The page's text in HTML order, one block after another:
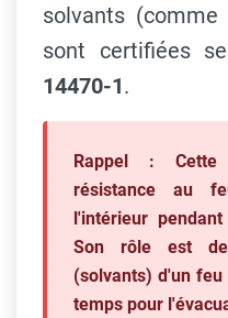
solvants (comme
sont certifiées
14470-1.
Rappel : Cette
résistance au
l'intérieur
Son rôle est
(solvants) d'un
temps pour